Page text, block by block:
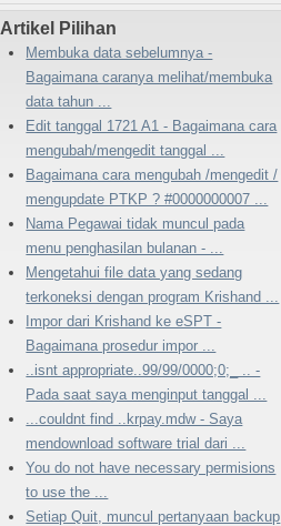
Artikel Pilihan
Membuka data sebelumnya -
Bagaimana caranya melihat/membuka
data tahun ...
Edit tanggal 1721 A1 - Bagaimana cara
mengubah/mengedit tanggal ...
Bagaimana cara mengubah /mengedit /
mengupdate PTKP ? #0000000007 ...
Nama Pegawai tidak muncul pada
menu penghasilan bulanan - ...
Mengetahui file data yang sedang
terkoneksi dengan program Krishand ...
Impor dari Krishand ke eSPT -
Bagaimana prosedur impor ...
..isnt appropriate..99/99/0000;0;_ .. -
Pada saat saya menginput tanggal ...
...couldnt find ..krpay.mdw - Saya
mendownload software trial dari ...
You do not have necessary permisions
to use the ...
Setiap Quit, muncul pertanyaan backup